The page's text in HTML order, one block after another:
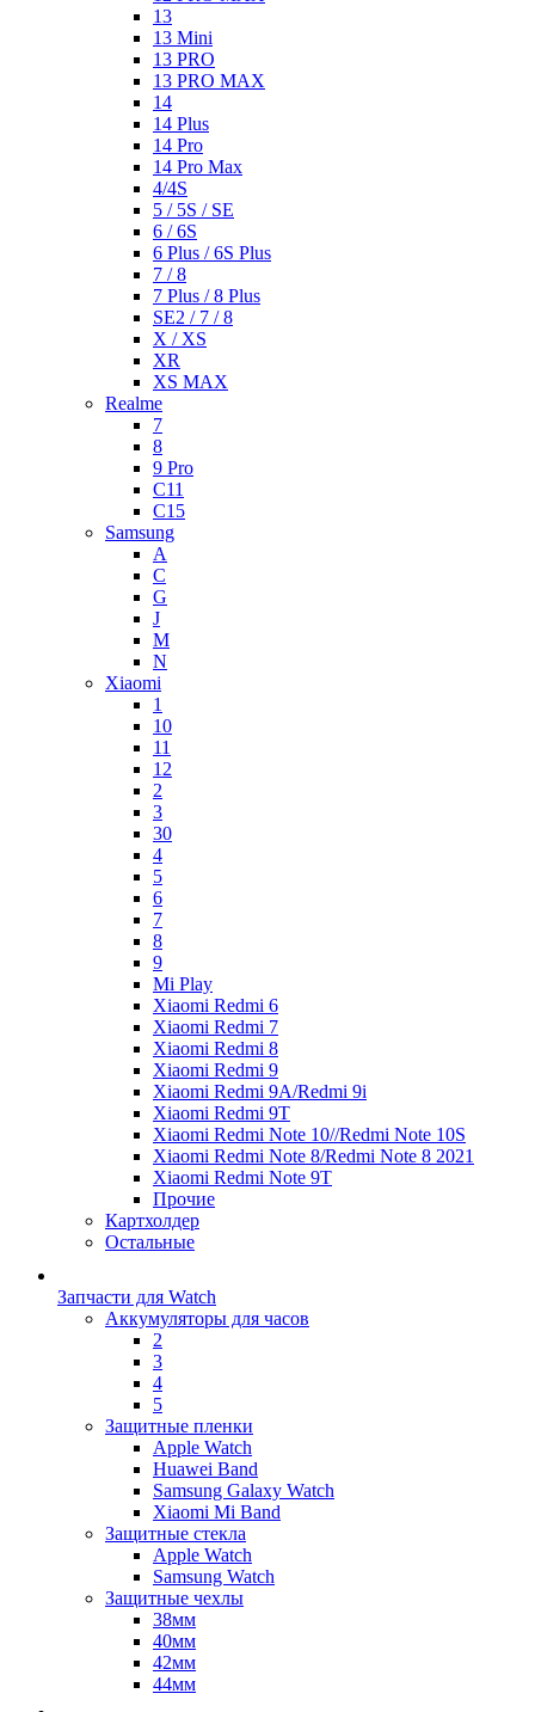
13
13 Mini
13 PRO
13 PRO MAX
14
14 Plus
14 Pro
14 Pro Max
4/4S
5 / 5S / SE
6 / 6S
6 Plus / 6S Plus
7 / 8
7 Plus / 8 Plus
SE2 / 7 / 8
X / XS
XR
XS MAX
Realme
7
8
9 Pro
C11
C15
Samsung
A
C
G
J
M
N
Xiaomi
1
10
11
12
2
3
30
4
5
6
7
8
9
Mi Play
Xiaomi Redmi 6
Xiaomi Redmi 7
Xiaomi Redmi 8
Xiaomi Redmi 9
Xiaomi Redmi 9A/Redmi 9i
Xiaomi Redmi 9T
Xiaomi Redmi Note 10//Redmi Note 10S
Xiaomi Redmi Note 8/Redmi Note 8 2021
Xiaomi Redmi Note 9T
Прочие
Картхолдер
Остальные
Запчасти для Watch
Аккумуляторы для часов
2
3
4
5
Защитные пленки
Apple Watch
Huawei Band
Samsung Galaxy Watch
Xiaomi Mi Band
Защитные стекла
Apple Watch
Samsung Watch
Защитные чехлы
38мм
40мм
42мм
44мм